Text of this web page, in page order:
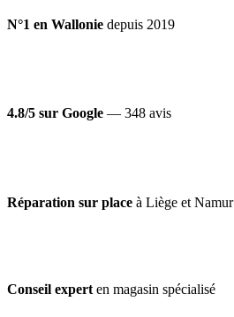
N°1 en Wallonie depuis 2019
4.8/5 sur Google — 348 avis
Réparation sur place à Liège et Namur
Conseil expert en magasin spécialisé